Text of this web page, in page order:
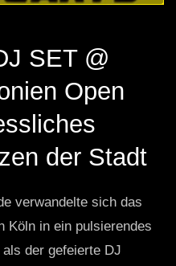
SET @
Open
der Stadt
verwandelte sich das
Köln in ein pulsierendes
der gefeierte DJ